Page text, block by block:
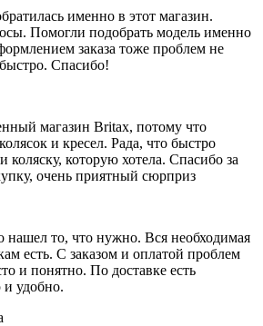
именно в этот магазин.
Помогли подобрать модель именно
заказа тоже проблем не
Спасибо!
магазин Britax, потому что
и кресел. Рада, что быстро
коляску, которую хотела. Спасибо за
очень приятный сюрприз
то, что нужно. Вся необходимая
есть. С заказом и оплатой проблем
и понятно. По доставке есть
удобно.